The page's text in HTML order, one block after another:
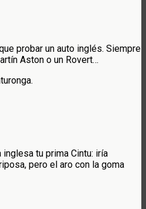
probar un auto inglés. Siempre
Aston o un Rovert…
tu prima Cintu: iría
pero el aro con la goma